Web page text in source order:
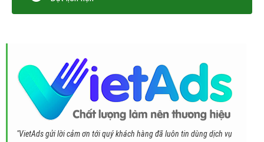
"VietAds gửi lời cảm ơn tới quý khách hàng đã luôn tin dùng dịch vụ